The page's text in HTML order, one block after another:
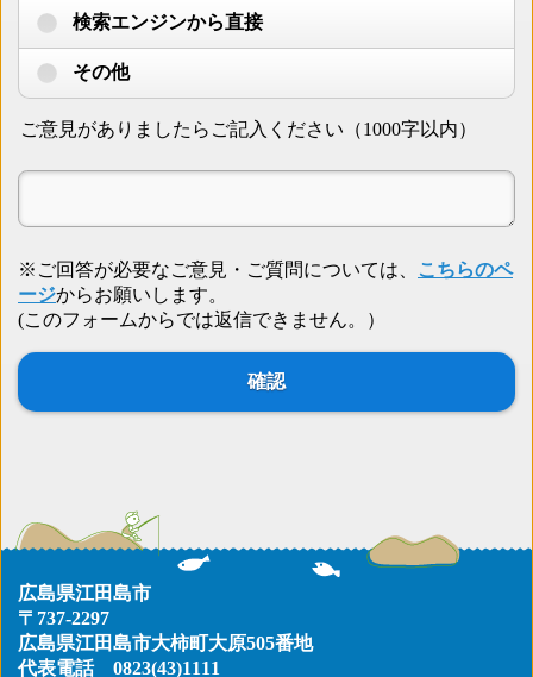
検索エンジンから直接
その他
ご意見がありましたらご記入ください（1000字以内）
※ご回答が必要なご意見・ご質問については、
こちらのペ
ージからお願いします。
(このフォームからでは返信できません。）
広島県江田島市
〒737-2297
広島県江田島市大柿町大原505番地
代表電話 0823(43)1111